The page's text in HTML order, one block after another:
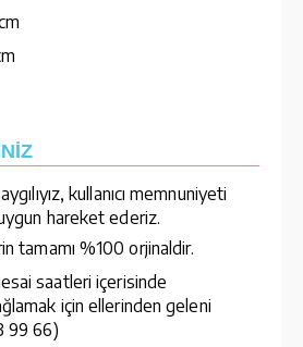
kullanıcı memnuniyeti
hareket ederiz.
tamamı %100 orjinaldir.
saatleri içerisinde
için ellerinden geleni
99 66)